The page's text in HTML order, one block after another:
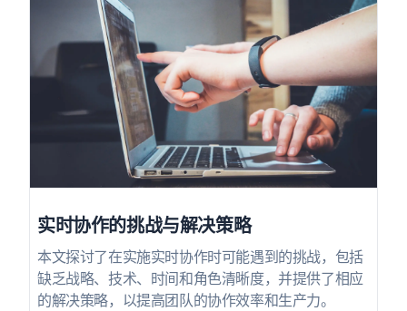
实时协作的挑战与解决策略
本文探讨了在实施实时协作时可能遇到的挑战，包括
缺乏战略、技术、时间和角色清晰度，并提供了相应
的解决策略，以提高团队的协作效率和生产力。